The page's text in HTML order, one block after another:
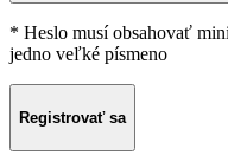
* Heslo musí obsahovať
jedno veľké písmeno
Registrovať sa